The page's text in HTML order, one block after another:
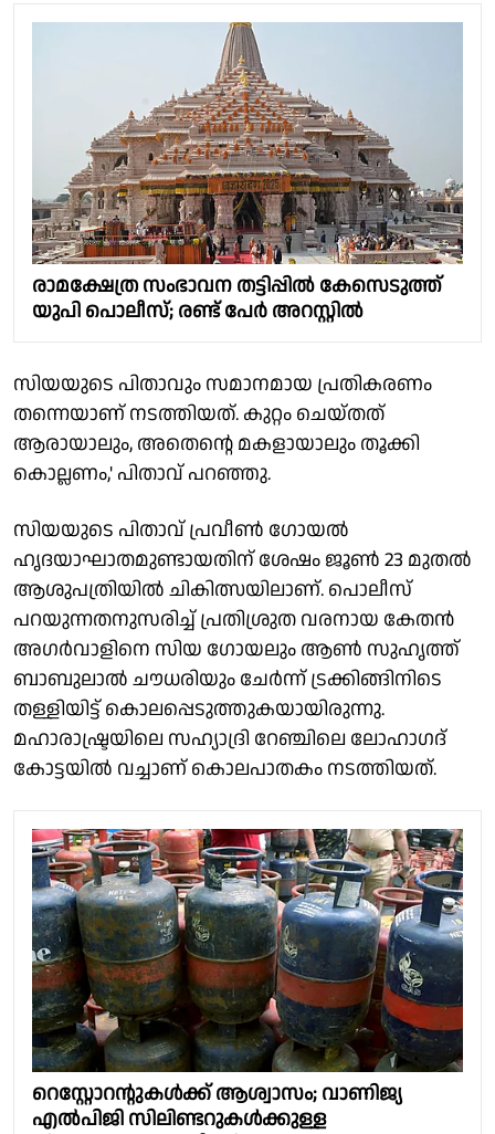
രാമക്ഷേത്ര സംഭാവന തട്ടിപ്പില്‍ കേസെടുത്ത്
യുപി പൊലീസ്; രണ്ട് പേര്‍ അറസ്റ്റില്‍
സിയയുടെ പിതാവും സമാനമായ പ്രതികരണം
തന്നെയാണ് നടത്തിയത്. കുറ്റം ചെയ്തത്
ആരായാലും, അതെന്റെ മകളായാലും തൂക്കി
കൊല്ലണം,' പിതാവ് പറഞ്ഞു.
സിയയുടെ പിതാവ് പ്രവീണ്‍ ഗോയല്‍
ഹൃദയാഘാതമുണ്ടായതിന് ശേഷം ജൂണ്‍ 23 മുതല്‍
ആശുപത്രിയില്‍ ചികിത്സയിലാണ്. പൊലീസ്
പറയുന്നതനുസരിച്ച് പ്രതിശ്രുത വരനായ കേതന്‍
അഗര്‍വാളിനെ സിയ ഗോയലും ആണ്‍ സുഹൃത്ത്
ബാബുലാല്‍ ചൗധരിയും ചേര്‍ന്ന് ട്രക്കിങ്ങിനിടെ
തള്ളിയിട്ട് കൊലപ്പെടുത്തുകയായിരുന്നു.
മഹാരാഷ്ട്രയിലെ സഹ്യാദ്രി റേഞ്ചിലെ ലോഹാഗദ്
കോട്ടയില്‍ വച്ചാണ് കൊലപാതകം നടത്തിയത്.
റെസ്റ്റോറൻ്റുകൾക്ക് ആശ്വാസം; വാണിജ്യ
എൽപിജി സിലിണ്ടറുകൾക്കുള്ള